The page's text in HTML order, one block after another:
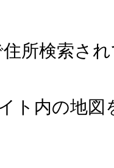
所検索さ
ト内の地図